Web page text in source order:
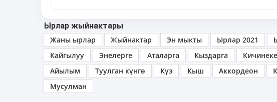
Ырлар жыйнактары
Жаны ырлар
Жыйнактар Эн мыкты Ырлар 2021
Кайгылуу
Энелерге Аталарга Кыздарга
Айылым
Туулган күнгө Күз Кыш Аккордеон
Мусулман